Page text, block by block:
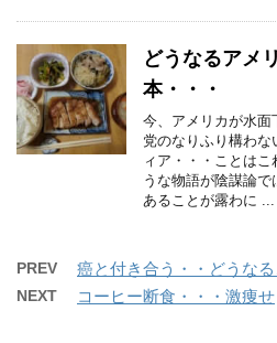
どうなるアメ
本・・・
今、アメリカが水面
党のなりふり構わ
ィア・・・ことは
うな物語が陰謀論
あることが露わに ...
PREV 癌と付き合う・・どうな
NEXT コーヒー断食・・・激痩せ